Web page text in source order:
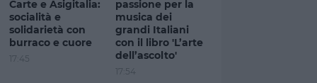
Carte e Asigitalia:
socialità e
solidarietà con
burraco e cuore
17:45
passione per la
musica dei
grandi Italiani
con il libro 'L’arte
dell’ascolto'
17:54